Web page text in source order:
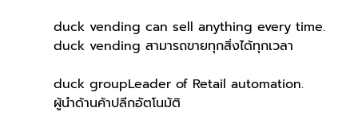
duck vending can sell anything every time.
duck vending สามารถขายทุกสิ่งได้ทุกเวลา
duck groupLeader of Retail automation.
ผู้นำด้านค้าปลีกอัตโนมัติ